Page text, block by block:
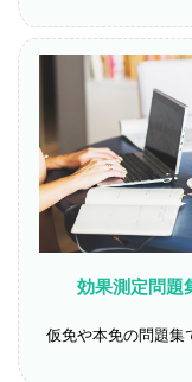
効果測定問題
仮免や本免の問題集